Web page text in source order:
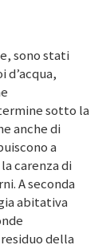
sono stati
sotto la
anche di
a
carenza di
A seconda
abitativa
della